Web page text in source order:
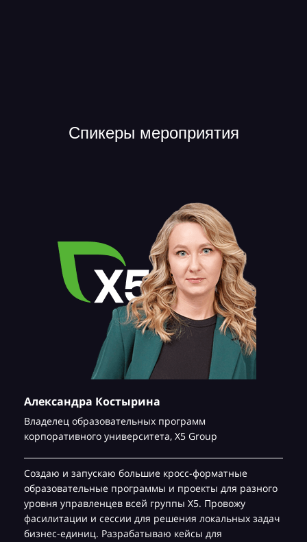
Спикеры мероприятия
Александра Костырина
Владелец образовательных программ
корпоративного университета, Х5 Group
Создаю и запускаю большие кросс-форматные
образовательные программы и проекты для разного
уровня управленцев всей группы Х5. Провожу
фасилитации и сессии для решения локальных задач
бизнес-единиц. Разрабатываю кейсы для